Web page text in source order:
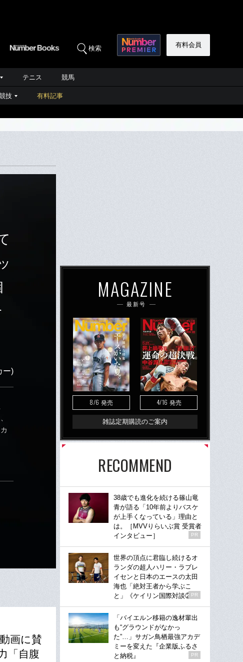
検索 有料会員
テニス 競馬
技 有料記事
ー)
画に賛
「自腹
MAGAZINE
最新号
8/6 発売 4/16 発売
雑誌定期購読のご案内
RECOMMEND
38歳でも進化を続ける篠山竜
青が語る「10年前よりバスケ
が上手くなっている」理由と
は。［MVVりらいぶ賞 受賞者
インタビュー］
PR
世界の頂点に君臨し続けるオ
ランダの超人ハリー・ラブレ
イセンと日本のエースの太田
海也「絶対王者から学ぶこ
と」《ケイリン国際対談②》
PR
「バイエルン移籍の逸材輩出
も“グラウンドがなかっ
た”…」サガン鳥栖最強アカデ
ミーを変えた『企業版ふるさ
と納税』
PR